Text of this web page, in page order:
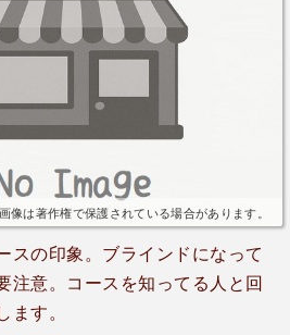
画像は著作権で保護されている場合があります。
スの印象。ブラインドになって
注意。コースを知ってる人と回
ます。